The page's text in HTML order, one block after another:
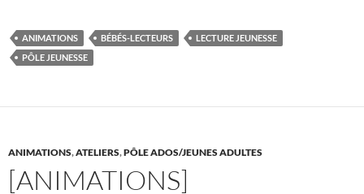
e
b
o
itt
er
er
es
m
bl
ta
g
ANIMATIONS BÉBÉS-LECTEURS
LECTURE JEUNESSE
PÔLE JEUNESSE
ANIMATIONS,ATELIERS,PÔLE ADOS/JEUNES ADULTES
[ANIMATIONS]